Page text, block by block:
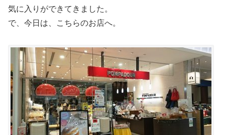
気に入りができてきました。
で、今日は、こちらのお店へ。